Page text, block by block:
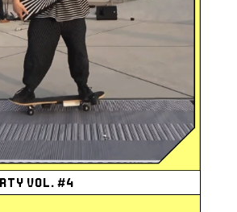
VOL. #4